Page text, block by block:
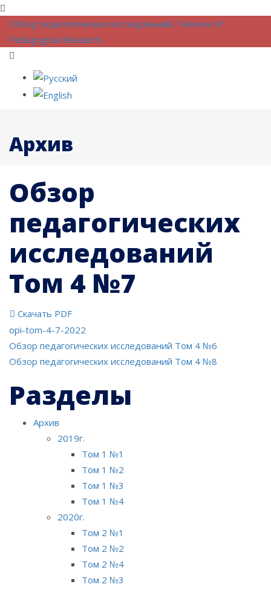
Обзор педагогических исследований / Review of
Pedagogical Research
Архив
Обзор
педагогических
исследований
Том 4 №7
Скачать PDF
opi-tom-4-7-2022
Навигация
по
записям
Обзор педагогических исследований Том 4 №6
Обзор педагогических исследований Том 4 №8
Разделы
Архив
2019г.
Том 1 №1
Том 1 №2
Том 1 №3
Том 1 №4
2020г.
Том 2 №1
Том 2 №2
Том 2 №4
Том 2 №3